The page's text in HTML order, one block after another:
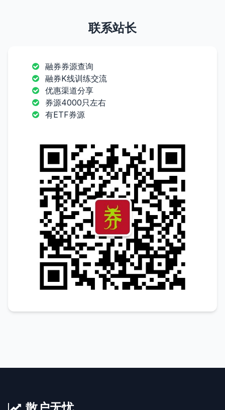
联系站长
融券券源查询
融券K线训练交流
优惠渠道分享
券源4000只左右
有ETF券源